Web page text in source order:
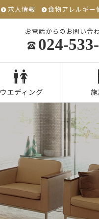
求人情報 食物アレルギー
お電話からのお問い合
024-
ウエディング